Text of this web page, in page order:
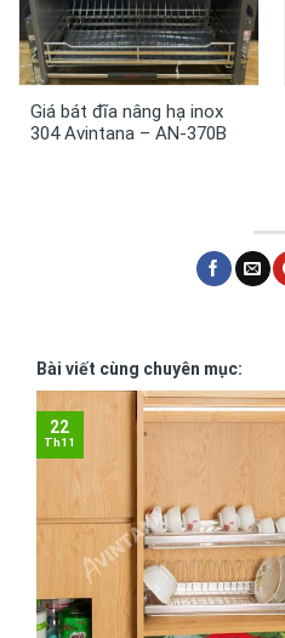
Giá bát đĩa nâng hạ inox
304 Avintana – AN-370B
Bài viết cùng chuyên mục:
22
Th11